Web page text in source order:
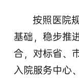
按照医院
基础，稳步推
合，对标省、
入院服务中心